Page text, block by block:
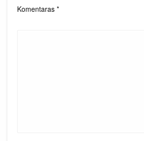
Komentaras *